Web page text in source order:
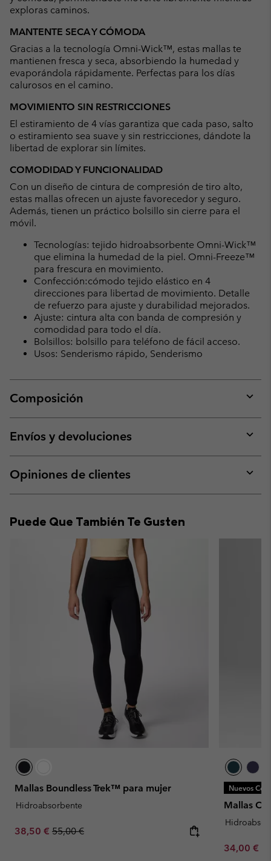
exploras caminos.
MANTENTE SECA Y CÓMODA
Gracias a la tecnología Omni-Wick™, estas mallas te
mantienen fresca y seca, absorbiendo la humedad y
evaporándola rápidamente. Perfectas para los días
calurosos en el camino.
MOVIMIENTO SIN RESTRICCIONES
El estiramiento de 4 vías garantiza que cada paso, salto
o estiramiento sea suave y sin restricciones, dándote la
libertad de explorar sin límites.
COMODIDAD Y FUNCIONALIDAD
Con un diseño de cintura de compresión de tiro alto,
estas mallas ofrecen un ajuste favorecedor y seguro.
Además, tienen un práctico bolsillo sin cierre para el
móvil.
Tecnologías: tejido hidroabsorbente Omni-Wick™
que elimina la humedad de la piel. Omni-Freeze™
para frescura en movimiento.
Confección:cómodo tejido elástico en 4
direcciones para libertad de movimiento. Detalle
de refuerzo para ajuste y durabilidad mejorados.
Ajuste: cintura alta con banda de compresión y
comodidad para todo el día.
Bolsillos: bolsillo para teléfono de fácil acceso.
Usos: Senderismo rápido, Senderismo
Composición
or
Envíos y devoluciones
or
Opiniones de clientes
or
Puede Que También Te Gusten
Mallas Boundless Trek™ para mujer
Hidroabsorbente
Sale price:
38,50 € Regular price:
55,00 €
Nuevos
Mallas
Minimum
34,00 €